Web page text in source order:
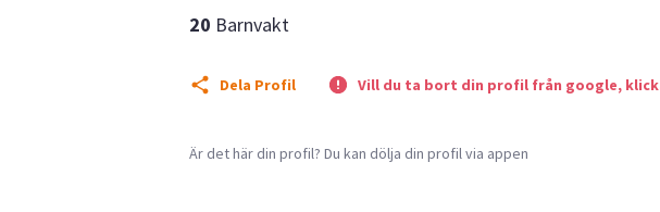
20 Barnvakt
Dela Profil Vill du ta bort din profil från google,
Är det här din profil? Du kan dölja din profil via appen